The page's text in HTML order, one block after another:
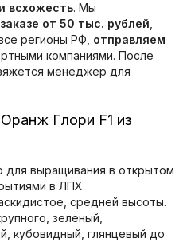
всхожесть. Мы
от 50 тыс. рублей
регионы РФ, отправляем
компаниями. После
менеджер для
Глори F1 из
для выращивания в открытом
в ЛПХ.
средней высоты.
зеленый,
кубовидный, глянцевый до